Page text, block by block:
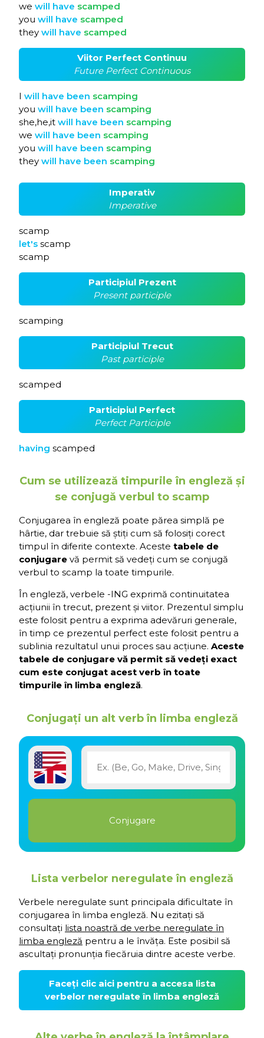
we will have scamped
you will have scamped
they will have scamped
Viitor Perfect Continuu
Future Perfect Continuous
I will have been scamping
you will have been scamping
she,he,it will have been scamping
we will have been scamping
you will have been scamping
they will have been scamping
Imperativ
Imperative
scamp
let's scamp
scamp
Participiul Prezent
Present participle
scamping
Participiul Trecut
Past participle
scamped
Participiul Perfect
Perfect Participle
having scamped
Cum se utilizează timpurile în engleză și
se conjugă verbul to scamp
Conjugarea în engleză poate părea simplă pe
hârtie, dar trebuie să știți cum să folosiți corect
timpul în diferite contexte. Aceste tabele de
conjugare vă permit să vedeți cum se conjugă
verbul to scamp la toate timpurile.
În engleză, verbele -ING exprimă continuitatea
acțiunii în trecut, prezent și viitor. Prezentul simplu
este folosit pentru a exprima adevăruri generale,
în timp ce prezentul perfect este folosit pentru a
sublinia rezultatul unui proces sau acțiune. Aceste
tabele de conjugare vă permit să vedeți exact
cum este conjugat acest verb în toate
timpurile în limba engleză.
Conjugați un alt verb în limba engleză
Lista verbelor neregulate în engleză
Verbele neregulate sunt principala dificultate în
conjugarea în limba engleză. Nu ezitați să
consultați lista noastră de verbe neregulate în
limba engleză pentru a le învăța. Este posibil să
ascultați pronunția fiecăruia dintre aceste verbe.
Faceți clic aici pentru a accesa lista
verbelor neregulate în limba engleză